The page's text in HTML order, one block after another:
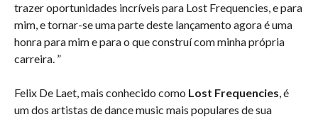
trazer oportunidades incríveis para Lost Frequencies, e para
mim, e tornar-se uma parte deste lançamento agora é uma
honra para mim e para o que construí com minha própria
carreira. ”
Felix De Laet, mais conhecido como Lost Frequencies, é
um dos artistas de dance music mais populares de sua